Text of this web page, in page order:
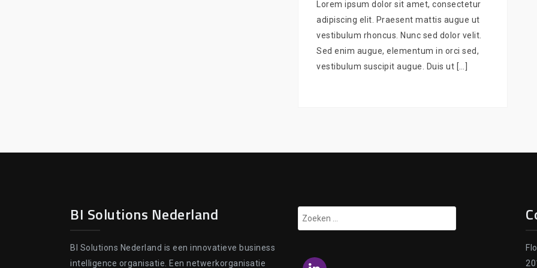
Lorem ipsum dolor sit amet, consectetur
adipiscing elit. Praesent mattis augue ut
vestibulum rhoncus. Nunc sed dolor velit.
Sed enim augue, elementum in orci sed,
vestibulum suscipit augue. Duis ut […]
BI Solutions Nederland
BI Solutions Nederland is een innovatieve business
intelligence organisatie. Een netwerkorganisatie
Zoeken
naar: